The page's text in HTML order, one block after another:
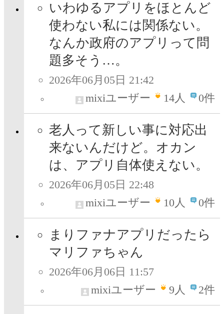
いわゆるアプリをほとんど
使わない私には関係ない。
なんか政府のアプリって問
題多そう…。
2026年06月05日 21:42
mixiユーザー
14人 0件
老人って新しい事に対応出
来ないんだけど。オカン
は、アプリ自体使えない。
2026年06月05日 22:48
mixiユーザー
10人 0件
まりファナアプリだったら
マリファちゃん
2026年06月06日 11:57
mixiユーザー
9人 2件